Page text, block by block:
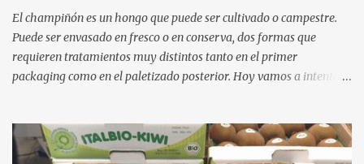
utilizar una bandeja de plástico...
El champiñón es un hongo que puede ser cultivado o campestre.
Puede ser envasado en fresco o en conserva, dos formas que
requieren tratamientos muy distintos tanto en el primer
packaging como en el paletizado posterior. Hoy vamos a intentar
producto. El champiñón en fresco se puede envasar entero o
laminado. Normalmente en fresco se coloca en bandejas o